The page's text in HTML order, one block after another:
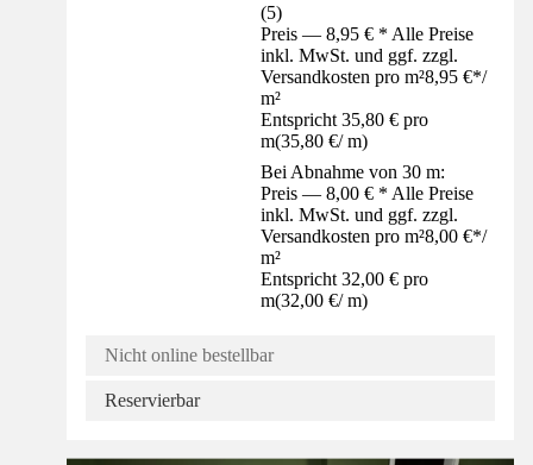
(5)
Preis — 8,95 € * Alle Preise
inkl. MwSt. und ggf. zzgl.
Versandkosten pro m²8,95 €*/
m²
Entspricht 35,80 € pro
m(35,80 €/ m)
Bei Abnahme von 30 m:
Preis — 8,00 € * Alle Preise
inkl. MwSt. und ggf. zzgl.
Versandkosten pro m²8,00 €*/
m²
Entspricht 32,00 € pro
m(32,00 €/ m)
Nicht online bestellbar
Reservierbar